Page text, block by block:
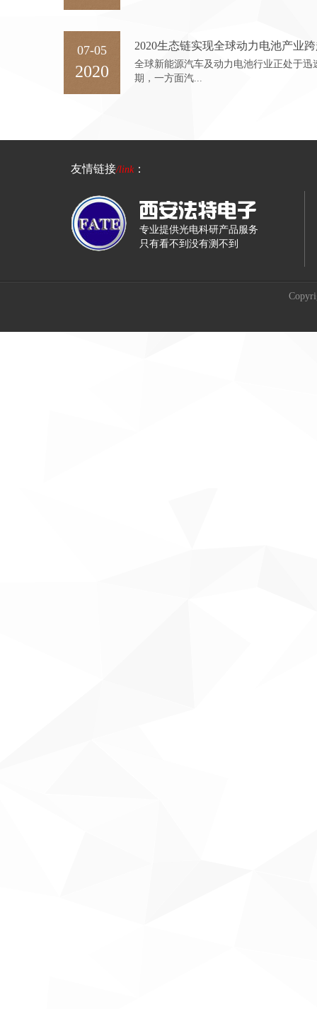
07-05
2020
2020生态链实现全球动力电池产业
全球新能源汽车及动力电池行业正处于迅
期，一方面汽...
友情链接/link：
专业提供光电科研产品服务
只有看不到没有测不到